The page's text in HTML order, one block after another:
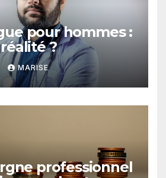
pour hommes :
?
MARISE
professionnel